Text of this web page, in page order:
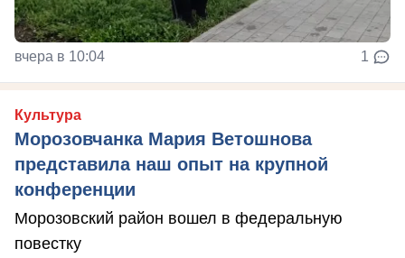
вчера в 10:04 1
Культура
Морозовчанка Мария Ветошнова
представила наш опыт на крупной
конференции
Морозовский район вошел в федеральную
повестку